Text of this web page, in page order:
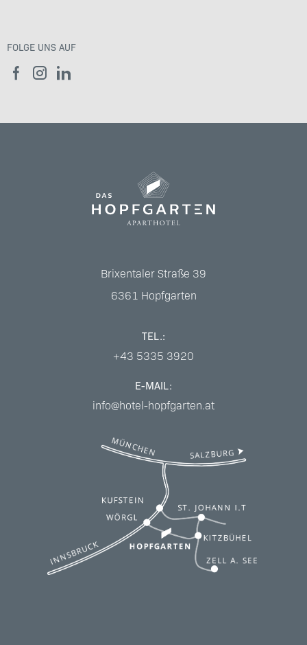
FOLGE UNS AUF
Brixentaler Straße 39
6361 Hopfgarten
TEL.:
+43 5335 3920
E-MAIL:
info@hotel-hopfgarten.at